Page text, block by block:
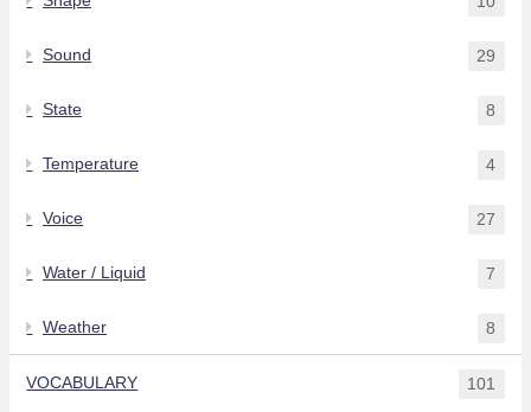
Sound 29
State 8
Temperature 4
Voice 27
Water / Liquid 7
Weather 8
VOCABULARY 101